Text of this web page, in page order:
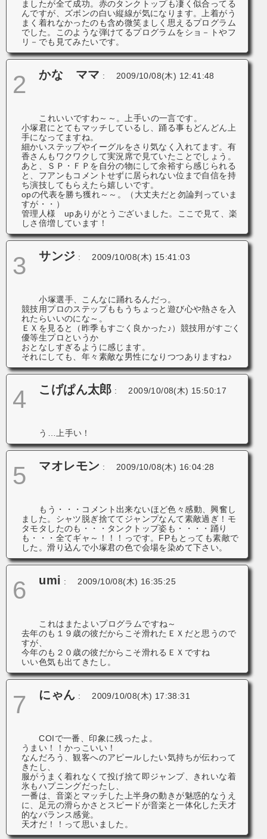
ましたが全て成功。赤のタンクトップも凄く似合ってる
んですが、ズボンの白い縦線が気になります。上着がう
まく着れなかったのも含め微笑ましく思えるプログラム
でした。このような弾けてるプログラムをショ－トやフ
リ－でも見てみたいです。
2 かな ママ : 2009/10/08(木) 12:41:48
これいいですわ～～。上手いの一言です。
小塚君にとてもマッチしているし、踊る事もどんどん上
手になってますね。
細かいステップやイーグルをさり気なく入れてます。有
香さんもワクワクして実況席で見ていたことでしょう。
あと、ＳＰ・ＦＰを自分の物にして余裕すら感じられる
と、フアンもコメントせずに居られない位まで自信を持
ち演技してもらえたら嬉しいです。
opの代表を勝ち獲れ～～。（大丈夫だと勿論判っていま
すが・・）
管理人様 upありがとうございました。ここで見て、楽
しさ倍増しています！
3 サンジ : 2009/10/08(木) 15:41:03
小塚選手、こんなに踊れるんだっ。
競技用プロのステップももうちょっと遊び心や熱さを入
れたらいいのにな～。
ＥＸを見ると（昨季もすごく良かった♪）競技用がすごく
優等生プロというか
おとなしすぎるように感じます。
それにしても、年々素敵な男性になりつつありますね♪
4 こげぱん太郎 : 2009/10/08(木) 15:50:17
う…上手い！
5 マオレモン : 2009/10/08(木) 16:04:28
もう・・・コメント出来ないほど色々感動、興奮し
ました。シャツ脱ぎ捨ててジャンプなんて素敵過ぎ！モ
タモタしたのも・・・タンクトップ姿も・・・・踊り
も・・・全てギャ～！！！っです。FPもとっても素敵で
した。滑り込んで小塚君の色で会場を染めて下さい。
6 umi : 2009/10/08(木) 16:35:25
これはまたよいプログラムですね～
去年のも１９歳の彼だからこそ滑れたＥＸだと思うので
すが、
今年のも２０歳の彼だからこそ滑れるＥＸですね
いい色気も出てきたし。
7 にゃん : 2009/10/08(木) 17:38:31
COIで一番、印象に残ったよ。
うまい！！かっこいい！
なんだろう、観客へのアピールしたい気持ちが伝わって
きたし、
服がうまく着れなくて投げ捨て即ジャンプ、きれいな着
氷もハプニングだったし、
一番は、音楽とマッチした上半身の動きが魅惑的なうえ
に、足元の滑らかさとスピードが音楽と一体化した天才
的なバランス感覚。
天才だ！！って思いました。